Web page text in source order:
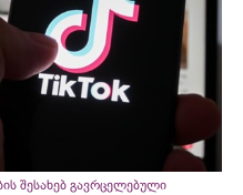
შესახებ გავრცელებული